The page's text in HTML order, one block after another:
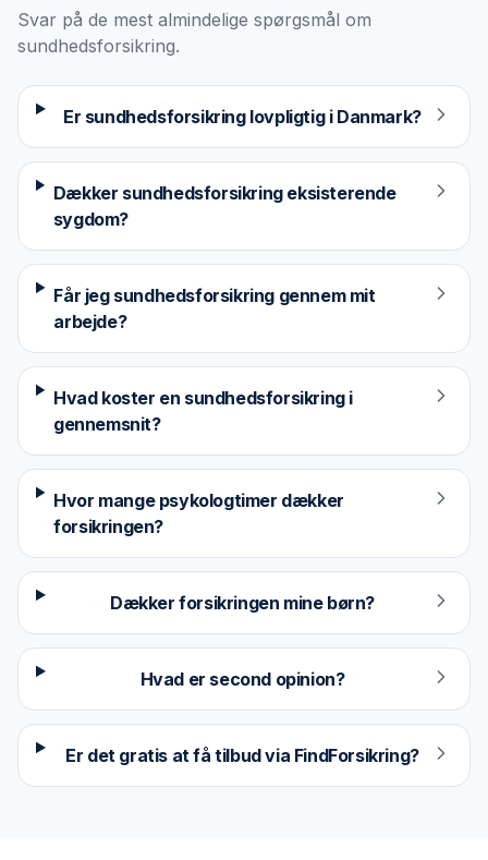
Svar på de mest almindelige spørgsmål om
sundhedsforsikring.
Er sundhedsforsikring lovpligtig i Danmark?
Dækker sundhedsforsikring eksisterende
sygdom?
Får jeg sundhedsforsikring gennem mit
arbejde?
Hvad koster en sundhedsforsikring i
gennemsnit?
Hvor mange psykologtimer dækker
forsikringen?
Dækker forsikringen mine børn?
Hvad er second opinion?
Er det gratis at få tilbud via FindForsikring?